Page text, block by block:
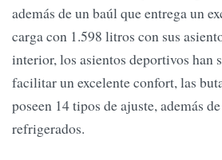
además de un baúl que entrega un
carga con 1.598 litros con sus
interior, los asientos deportivos han
facilitar un excelente confort, las
poseen 14 tipos de ajuste, además
refrigerados.